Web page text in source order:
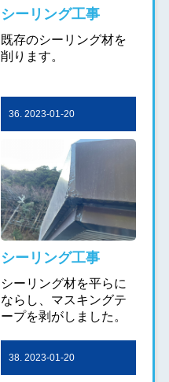
シーリング工事
既存のシーリング材を
削ります。
36. 2023-01-20
シーリング工事
シーリング材を平らに
ならし、マスキングテ
ープを剥がしました。
38. 2023-01-20